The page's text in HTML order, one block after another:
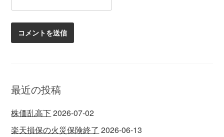
最近の投稿
株価乱高下2026-07-02
楽天損保の火災保険終了 2026-06-13